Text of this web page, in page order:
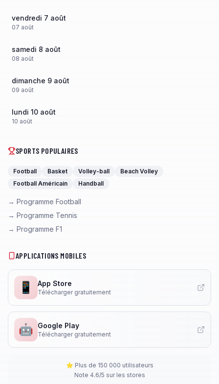
vendredi 7 août
07 août
samedi 8 août
08 août
dimanche 9 août
09 août
lundi 10 août
10 août
SPORTS POPULAIRES
Football Basket Volley-ball
Beach Volley
Football Américain
Handball
→ Programme Football
→ Programme Tennis
→ Programme F1
APPLICATIONS MOBILES
📱 App Store
Télécharger gratuitement
🤖 Google Play
Télécharger gratuitement
⭐ Plus de 150 000 utilisateurs
Note 4.6/5 sur les stores